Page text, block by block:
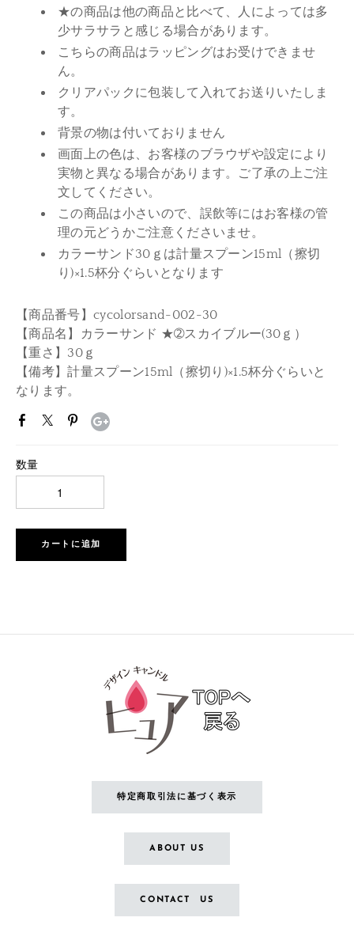
★の商品は他の商品と比べて、人によっては多
少サラサラと感じる場合があります。
こちらの商品はラッピングはお受けできませ
ん。
クリアパックに包装して入れてお送りいたしま
す。
背景の物は付いておりません
画面上の色は、お客様のブラウザや設定により
実物と異なる場合があります。ご了承の上ご注
文してください。
この商品は小さいので、誤飲等にはお客様の管
理の元どうかご注意くださいませ。
カラーサンド30ｇは計量スプーン15ml（擦切
り)×1.5杯分ぐらいとなります
【商品番号】cycolorsand-002-30
【商品名】カラーサンド ★➁スカイブルー(30ｇ）
【重さ】30ｇ
【備考】計量スプーン15ml（擦切り)×1.5杯分ぐらいと
なります。
数量
カートに追加
特定商取引法に基づく表示
ABOUT US
CONTACT US